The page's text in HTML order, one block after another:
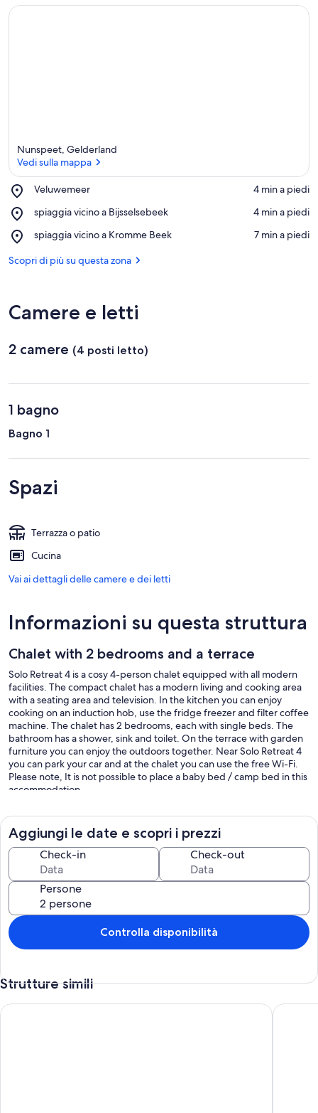
Nunspeet, Gelderland
Vedi sulla mappa
Veluwemeer
Place,
‪4 min a piedi‬
spiaggia vicino a Bijsselsebeek
Place,
vicino
Bijsselsebeek
‪4 min a piedi‬
spiaggia vicino a Kromme Beek
Place,
vicino
‪7 min a piedi‬
Scopri di più su questa zona
Camere e letti
2 camere (4 posti letto)
1 bagno
Bagno 1
Spazi
Terrazza o patio
Cucina
Vai ai dettagli delle camere e dei letti
Informazioni su questa struttura
Chalet with 2 bedrooms and a terrace
Solo Retreat 4 is a cosy 4-person chalet equipped with all modern
facilities. The compact chalet has a modern living and cooking area
with a seating area and television. In the kitchen you can enjoy
cooking on an induction hob, use the fridge freezer and filter coffee
machine. The chalet has 2 bedrooms, each with single beds. The
bathroom has a shower, sink and toilet. On the terrace with garden
furniture you can enjoy the outdoors together. Near Solo Retreat 4
you can park your car and at the chalet you can use the free Wi-Fi.
Please note, It is not possible to place a baby bed / camp bed in this
accommodation.
Aggiungi le date e scopri i prezzi
Check-in Check-out
Persone
Controlla disponibilità
Strutture simili
Freestanding bungalows with a view of the Veluwemeer or
A cozy